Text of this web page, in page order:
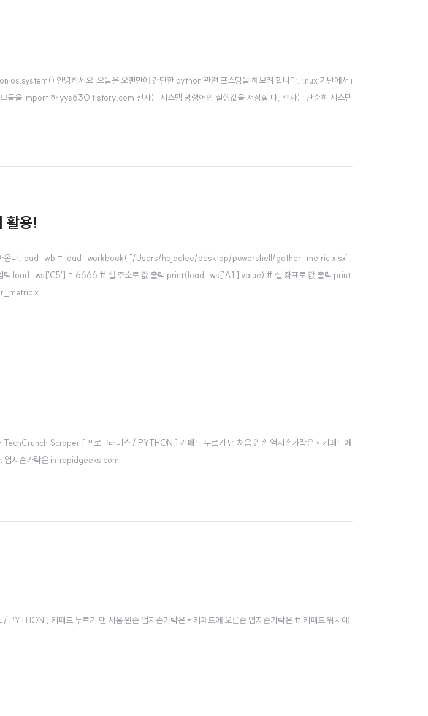
안녕하세요. 오늘은 오랜만에 간단한 python 관련 포스팅을 해보려 합니다. linux 기반에서 i
을 import 하 yys630.tistory.com 전자는 시스템 명령어의 실행값을 저장할 때, 후자는 단순히 시스템
활용!
온다. load_wb = load_workbook( "/Users/hojaelee/desktop/powershell/gather_metric.xlsx",
load_ws['C5'] = 6666 # 셀 주소로 값 출력 print(load_ws['A1'].value) # 셀 좌표로 값 출력 print
Scraper [ 프로그래머스 / PYTHON ] 키패드 누르기 맨 처음 왼손 엄지손가락은 * 키패드에
. 엄지손가락은 intrepidgeeks.com
] 키패드 누르기 맨 처음 왼손 엄지손가락은 * 키패드에 오른손 엄지손가락은 # 키패드 위치에